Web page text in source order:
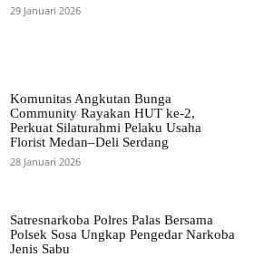
29 Januari 2026
Komunitas Angkutan Bunga
Community Rayakan HUT ke-2,
Perkuat Silaturahmi Pelaku Usaha
Florist Medan–Deli Serdang
28 Januari 2026
Satresnarkoba Polres Palas Bersama
Polsek Sosa Ungkap Pengedar Narkoba
Jenis Sabu